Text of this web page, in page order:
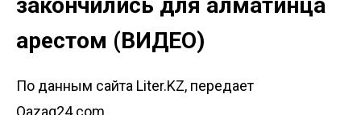
арестом (ВИДЕО)
По данным сайта Liter.KZ, передает
Qazaq24.com.